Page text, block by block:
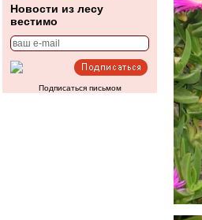
Новости из лесу
вестимо
Подписаться письмом